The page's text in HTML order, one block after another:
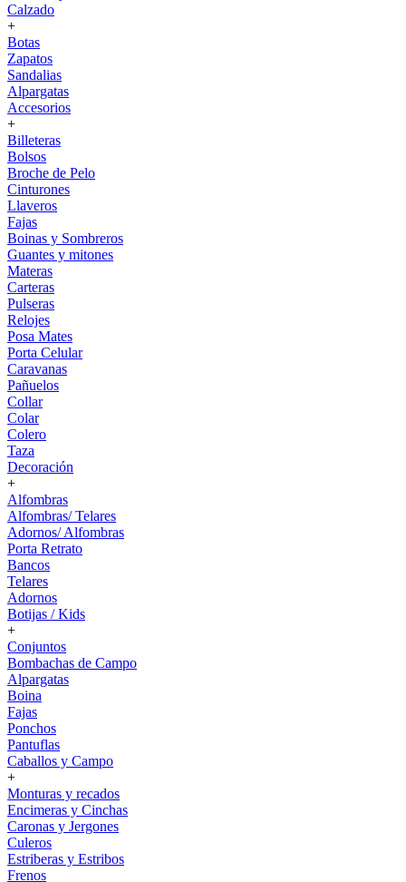
Calzado
+
Botas
Zapatos
Sandalias
Alpargatas
Accesorios
+
Billeteras
Bolsos
Broche de Pelo
Cinturones
Llaveros
Fajas
Boinas y Sombreros
Guantes y mitones
Materas
Carteras
Pulseras
Relojes
Posa Mates
Porta Celular
Caravanas
Pañuelos
Collar
Colar
Colero
Taza
Decoración
+
Alfombras
Alfombras/ Telares
Adornos/ Alfombras
Porta Retrato
Bancos
Telares
Adornos
Botijas / Kids
+
Conjuntos
Bombachas de Campo
Alpargatas
Boina
Fajas
Ponchos
Pantuflas
Caballos y Campo
+
Monturas y recados
Encimeras y Cinchas
Caronas y Jergones
Culeros
Estriberas y Estribos
Frenos